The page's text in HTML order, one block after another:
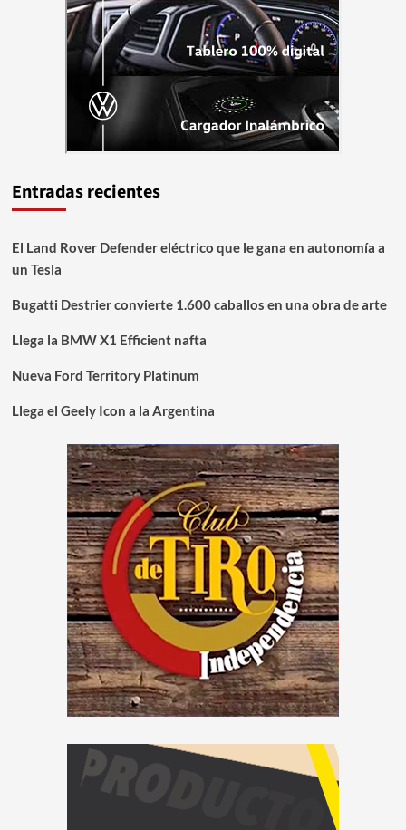
Entradas recientes
El Land Rover Defender eléctrico que le gana en autonomía a
un Tesla
Bugatti Destrier convierte 1.600 caballos en una obra de arte
Llega la BMW X1 Efficient nafta
Nueva Ford Territory Platinum
Llega el Geely Icon a la Argentina